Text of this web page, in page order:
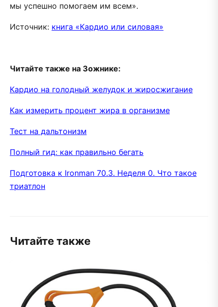
мы успешно помогаем им всем».
Источник: книга «Кардио или силовая»
Читайте также на Зожнике:
Кардио на голодный желудок и жиросжигание
Как измерить процент жира в организме
Тест на дальтонизм
Полный гид: как правильно бегать
Подготовка к Ironman 70.3. Неделя 0. Что такое
триатлон
Читайте также